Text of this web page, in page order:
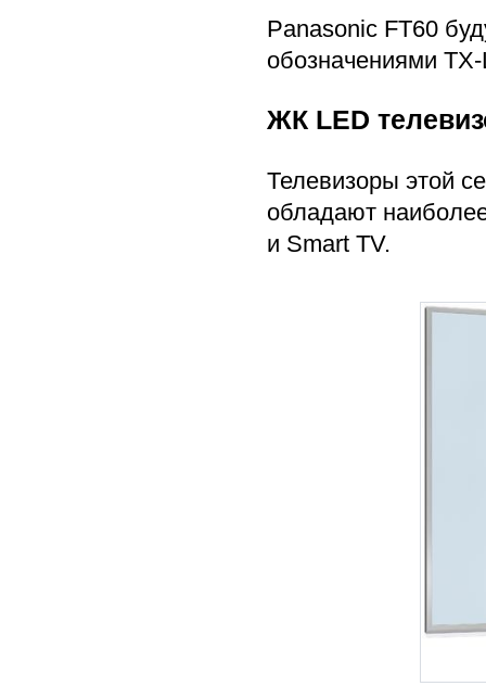
Panasonic FT60
обозначениями
ЖК LED
Телевизоры этой
обладают
и Smart TV.